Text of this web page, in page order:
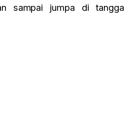
sampai jumpa di tangga